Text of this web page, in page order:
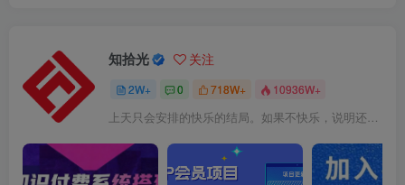
知拾光 关注
2W+ 0 718W+ 10936W+
上天只会安排的快乐的结局。如果不快乐，说明还不是最后结局